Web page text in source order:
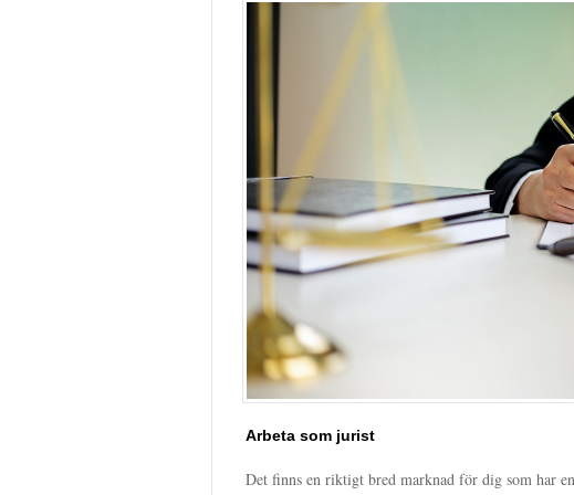
Arbeta som jurist
Det finns en riktigt bred marknad för dig som har